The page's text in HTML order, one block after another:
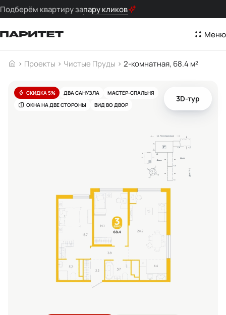
Подберём квартиру запару кликов
Меню
Проекты Чистые Пруды 2-комнатная, 68.4 м²
СКИДКА 5% ДВА САНУЗЛА
МАСТЕР-СПАЛЬНЯ
ОКНА НА ДВЕ СТОРОНЫ
ВИД ВО ДВОР
3D-тур